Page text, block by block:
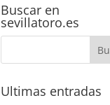
Buscar en
sevillatoro.es
Ultimas entradas